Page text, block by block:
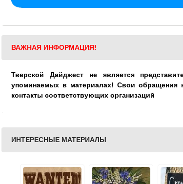
ВАЖНАЯ ИНФОРМАЦИЯ!
Тверской Дайджест не является
упоминаемых в материалах! Свои обращения
контакты соответствующих организаций
ИНТЕРЕСНЫЕ МАТЕРИАЛЫ